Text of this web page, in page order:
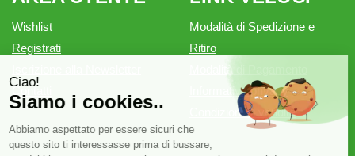
Wishlist
Registrati
Contatti
Modalità di Spedizione e
Ritiro
Informativa privacy
Condizioni di vendita